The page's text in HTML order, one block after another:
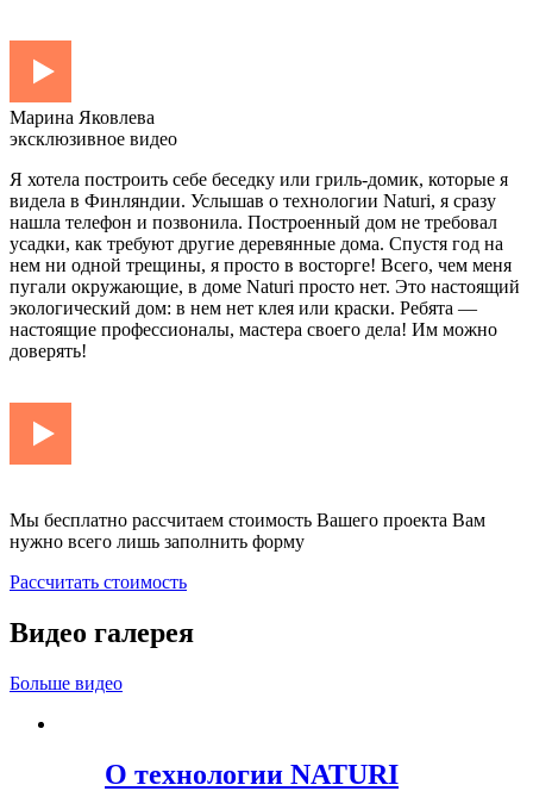
Марина Яковлева
эксклюзивное видео
Я хотела построить себе беседку или гриль-домик, которые я
видела в Финляндии. Услышав о технологии Naturi, я сразу
нашла телефон и позвонила. Построенный дом не требовал
усадки, как требуют другие деревянные дома. Спустя год на
нем ни одной трещины, я просто в восторге! Всего, чем меня
пугали окружающие, в доме Naturi просто нет. Это настоящий
экологический дом: в нем нет клея или краски. Ребята —
настоящие профессионалы, мастера своего дела! Им можно
доверять!
Мы бесплатно рассчитаем стоимость Вашего проекта Вам
нужно всего лишь заполнить форму
Рассчитать стоимость
Видео галерея
Больше видео
О технологии NATURI